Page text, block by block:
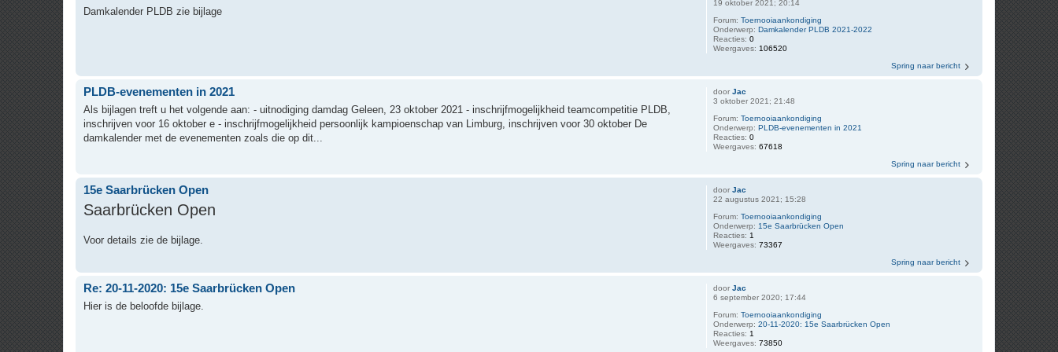
19 oktober 2021; 20:14
Forum:Toernooiaankondiging
Onderwerp:Damkalender PLDB 2021-2022
Reacties:0
Weergaves: 106520
Damkalender PLDB zie bijlage
Spring naar bericht
doorJac
3 oktober 2021; 21:48
Forum:Toernooiaankondiging
Onderwerp:PLDB-evenementen in 2021
Reacties:0
Weergaves:67618
PLDB-evenementen in 2021
Als bijlagen treft u het volgende aan: - uitnodiging damdag Geleen, 23 oktober 2021 - inschrijfmogelijkheid teamcompetitie PLDB,
inschrijven voor 16 oktober e - inschrijfmogelijkheid persoonlijk kampioenschap van Limburg, inschrijven voor 30 oktober De
damkalender met de evenementen zoals die op dit...
Spring naar bericht
doorJac
22 augustus 2021; 15:28
Forum:Toernooiaankondiging
Onderwerp: 15e Saarbrücken Open
Reacties: 1
Weergaves:73367
15e Saarbrücken Open
Saarbrücken Open
Voor details zie de bijlage.
Spring naar bericht
doorJac
6 september 2020; 17:44
Forum:Toernooiaankondiging
Onderwerp:20-11-2020: 15e Saarbrücken Open
Reacties: 1
Weergaves:73850
Re: 20-11-2020: 15e Saarbrücken Open
Hier is de beloofde bijlage.